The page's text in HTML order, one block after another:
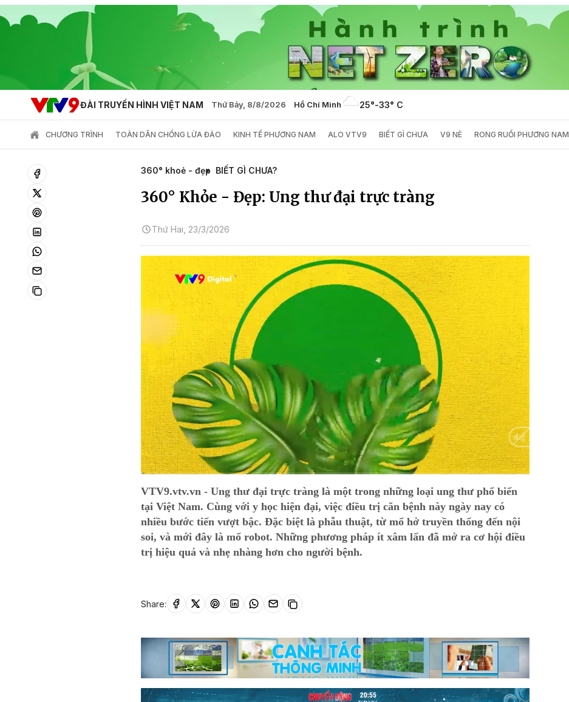
ĐÀI TRUYỀN HÌNH VIỆT NAM Thứ Bảy, 8/8/2026 Hồ Chí Minh 25°-33° C
CHƯƠNG TRÌNH TOÀN DÂN CHỐNG LỪA ĐẢO KINH TẾ PHƯƠNG NAM ALO VTV9 BIẾT GÌ CHƯA V9 NÈ RONG RUỔI PHƯƠNG NAM
360° khoẻ - đẹp BIẾT GÌ CHƯA?
360° Khỏe - Đẹp: Ung thư đại trực tràng
Thứ Hai, 23/3/2026
Time
VTV9.vtv.vn - Ung thư đại trực tràng là một trong những loại ung thư phổ biến
tại Việt Nam. Cùng với y học hiện đại, việc điều trị căn bệnh này ngày nay có
nhiều bước tiến vượt bậc. Đặc biệt là phẫu thuật, từ mổ hở truyền thống đến nội
soi, và mới đây là mổ robot. Những phương pháp ít xâm lấn đã mở ra cơ hội điều
trị hiệu quả và nhẹ nhàng hơn cho người bệnh.
Share: